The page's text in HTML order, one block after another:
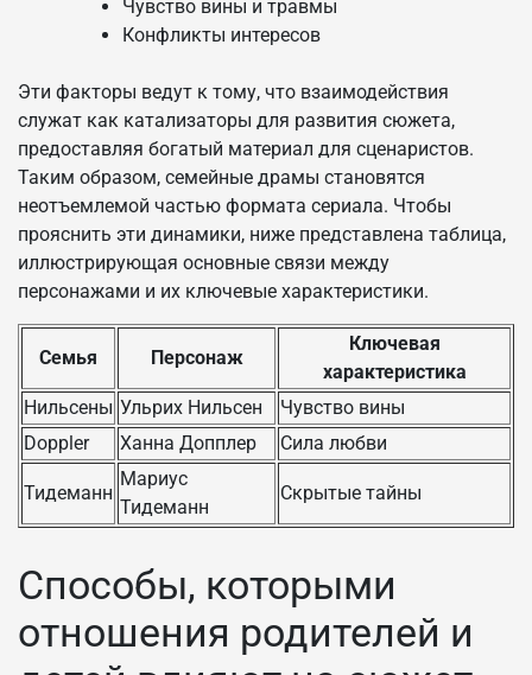
Чувство вины и травмы
Конфликты интересов
Эти факторы ведут к тому, что взаимодействия
служат как катализаторы для развития сюжета,
предоставляя богатый материал для сценаристов.
Таким образом, семейные драмы становятся
неотъемлемой частью формата сериала. Чтобы
прояснить эти динамики, ниже представлена таблица,
иллюстрирующая основные связи между
персонажами и их ключевые характеристики.
Семья Персонаж
Ключевая
характеристика
Нильсены Ульрих Нильсен
Чувство вины
Doppler
Ханна Допплер Сила любви
Тидеманн
Мариус
Тидеманн
Скрытые тайны
Способы, которыми
отношения родителей и